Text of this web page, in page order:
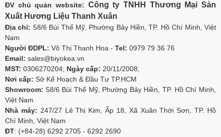
ĐV chủ quản website: Công ty TNHH Thương Mại Sản
Xuất Hương Liệu Thanh Xuân
Địa chỉ: 58/6 Bùi Thế Mỹ, Phường Bảy Hiền, TP. Hồ Chí Minh, Việt
Nam
Người ĐDPL: Võ Thị Thanh Hoa - Tel: 0979 79 36 76
Email: sales@biyokea.vn
MST: 0306270204; Ngày cấp: 20/11/2008;
Nơi cấp: Sở Kế Hoạch & Đầu Tư TP.HCM
Showroom: 58/6 Bùi Thế Mỹ, Phường Bảy Hiền, TP. Hồ Chí Minh,
Việt Nam
Nhà máy: 247/27 Lê Thị Kim, Ấp 18, Xã Xuân Thới Sơn, TP. Hồ
Chí Minh, Việt Nam
ĐT: (+84-28) 6292 2705 - 6292 2690